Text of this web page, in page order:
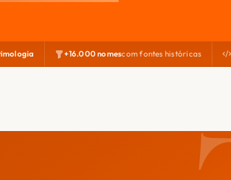
+16.000 nomescom fontes históricas